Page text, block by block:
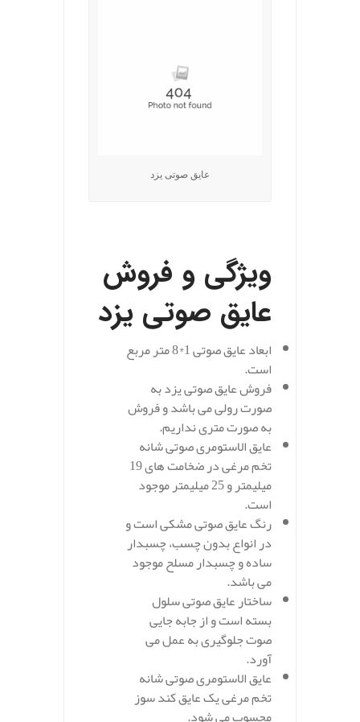
عایق صوتی یزد
ویژگی و فروش
عایق صوتی یزد
ابعاد عایق صوتی 1*8 متر مربع
است.
فروش عایق صوتی یزد به
صورت رولی می باشد و فروش
به صورت متری نداریم.
عایق الاستومری صوتی شانه
تخم مرغی در ضخامت های 19
میلیمتر و 25 میلیمتر موجود
است.
رنگ عایق صوتی مشکی است و
در انواع بدون چسب، چسبدار
ساده و چسبدار مسلح موجود
می باشد.
ساختار عایق صوتی سلول
بسته است و از جابه جایی
صوت جلوگیری به عمل می
آورد.
عایق الاستومری صوتی شانه
تخم مرغی یک عایق کند سوز